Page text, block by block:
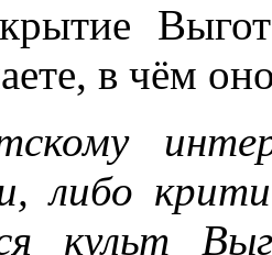
в чём
либо
культ